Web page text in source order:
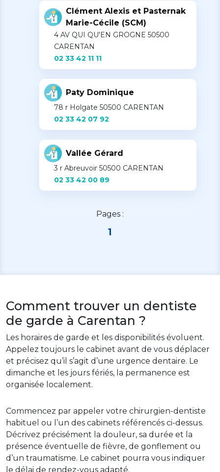
Clément Alexis et Pasternak
Marie-Cécile (SCM)
4 AV QUI QU'EN GROGNE 50500
CARENTAN
02 33 42 11 11
Paty Dominique
78 r Holgate 50500 CARENTAN
02 33 42 07 92
Vallée Gérard
3 r Abreuvoir 50500 CARENTAN
02 33 42 00 89
Pages :
1
Comment trouver un dentiste
de garde à Carentan ?
Les horaires de garde et les disponibilités évoluent.
Appelez toujours le cabinet avant de vous déplacer
et précisez qu’il s’agit d’une urgence dentaire. Le
dimanche et les jours fériés, la permanence est
organisée localement.
Commencez par appeler votre chirurgien-dentiste
habituel ou l’un des cabinets référencés ci-dessus.
Décrivez précisément la douleur, sa durée et la
présence éventuelle de fièvre, de gonflement ou
d’un traumatisme. Le cabinet pourra vous indiquer
le délai de rendez-vous adapté.